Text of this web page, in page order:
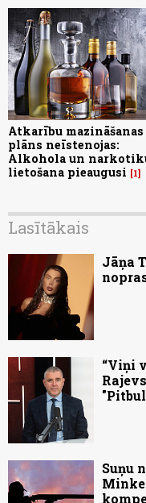
Atkarību mazināšanas
plāns neīstenojas:
Alkohola un
lietošana pieaugusi
1
Lasītākais
Jāņa
“Viņi
Suņu